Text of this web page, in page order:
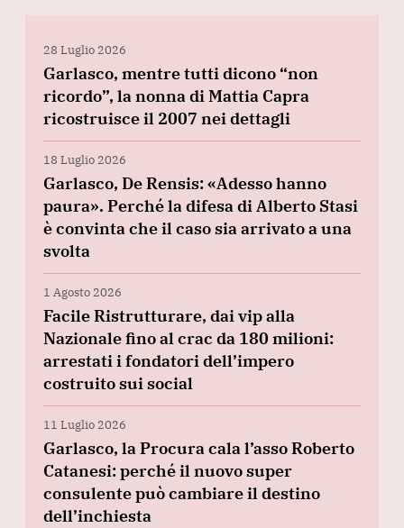
28 Luglio 2026
Garlasco, mentre tutti dicono “non
ricordo”, la nonna di Mattia Capra
ricostruisce il 2007 nei dettagli
18 Luglio 2026
Garlasco, De Rensis: «Adesso hanno
paura». Perché la difesa di Alberto Stasi
è convinta che il caso sia arrivato a una
svolta
1 Agosto 2026
Facile Ristrutturare, dai vip alla
Nazionale fino al crac da 180 milioni:
arrestati i fondatori dell’impero
costruito sui social
11 Luglio 2026
Garlasco, la Procura cala l’asso Roberto
Catanesi: perché il nuovo super
consulente può cambiare il destino
dell’inchiesta